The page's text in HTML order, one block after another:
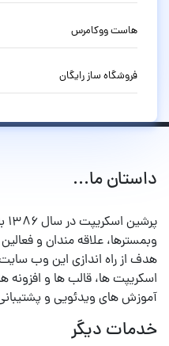
هاست ووکامرس
فروشگاه ساز رایگان
داستان ما...
وبمسترها، علاقه مندان و
هدف از راه اندازی این وب سایت
اسکریپت ها، قالب ها و افزونه
آموزش های ویدئویی و
خدمات دیگر